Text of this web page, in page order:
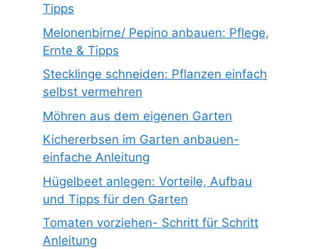
Tipps
Melonenbirne/ Pepino anbauen: Pflege,
Ernte & Tipps
Stecklinge schneiden: Pflanzen einfach
selbst vermehren
Möhren aus dem eigenen Garten
Kichererbsen im Garten anbauen-
einfache Anleitung
Hügelbeet anlegen: Vorteile, Aufbau
und Tipps für den Garten
Tomaten vorziehen- Schritt für Schritt
Anleitung